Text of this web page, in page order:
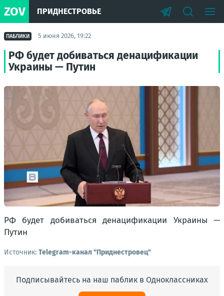
ZOV ПРИДНЕСТРОВЬЕ
ПАБЛИКИ 5 июня 2026, 19:22
РФ будет добиваться денацификации
Украины — Путин
РФ будет добиваться денацификации Украины —
Путин
Источник: Telegram-канал "Приднестровец"
Подписывайтесь на наш паблик в Одноклассниках